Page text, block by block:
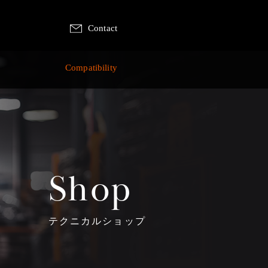
Contact
Compatibility
Shop
テクニカルショップ